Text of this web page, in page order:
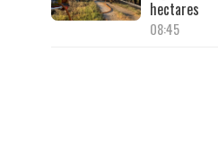
hectares
08:45